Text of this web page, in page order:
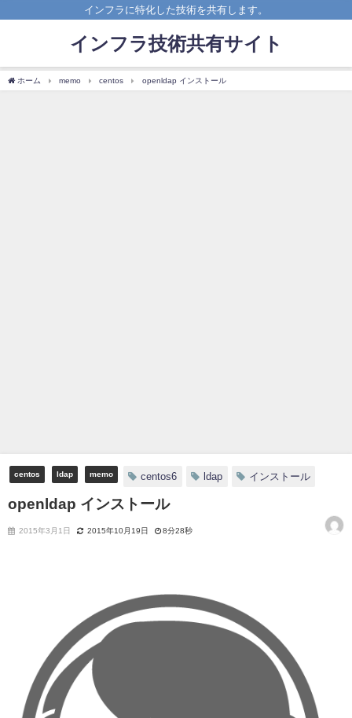
インフラに特化した技術を共有します。
インフラ技術共有サイト
ホーム memo centos openldap インストール
centos ldap memo centos6 ldap インストール
openldap インストール
2015年3月1日 2015年10月19日 8分28秒